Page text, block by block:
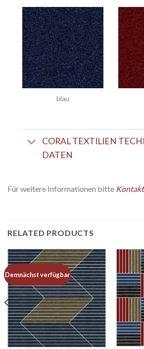
blau
CORAL TEXTILIEN
DATEN
Für weitere Informationen bitte
RELATED PRODUCTS
Demnächst verfügbar